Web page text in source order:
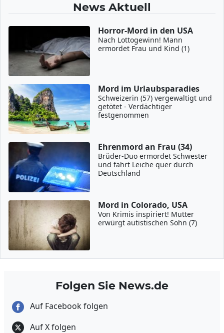
News Aktuell
Horror-Mord in den USA
Nach Lottogewinn! Mann
ermordet Frau und Kind (1)
Mord im Urlaubsparadies
Schweizerin (57) vergewaltigt und
getötet - Verdächtiger
festgenommen
Ehrenmord an Frau (34)
Brüder-Duo ermordet Schwester
und fährt Leiche quer durch
Deutschland
Mord in Colorado, USA
Von Krimis inspiriert! Mutter
erwürgt autistischen Sohn (7)
Folgen Sie News.de
Auf Facebook folgen
Auf X folgen